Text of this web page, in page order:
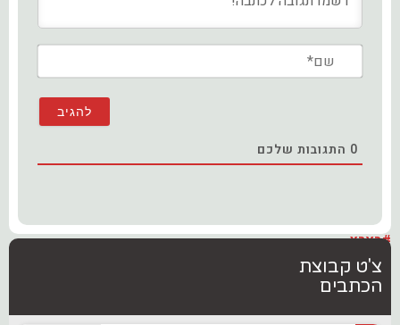
0 התגובות שלכם
#בארץ
צ'ט קבוצת
הכתבים